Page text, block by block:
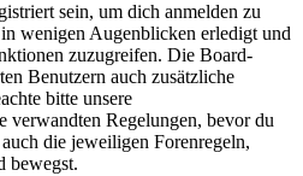
sein, um dich anmelden zu
wenigen Augenblicken erledigt und
zuzugreifen. Die Board-
Benutzern auch zusätzliche
bitte unsere
verwandten Regelungen, bevor du
die jeweiligen Forenregeln,
bewegst.